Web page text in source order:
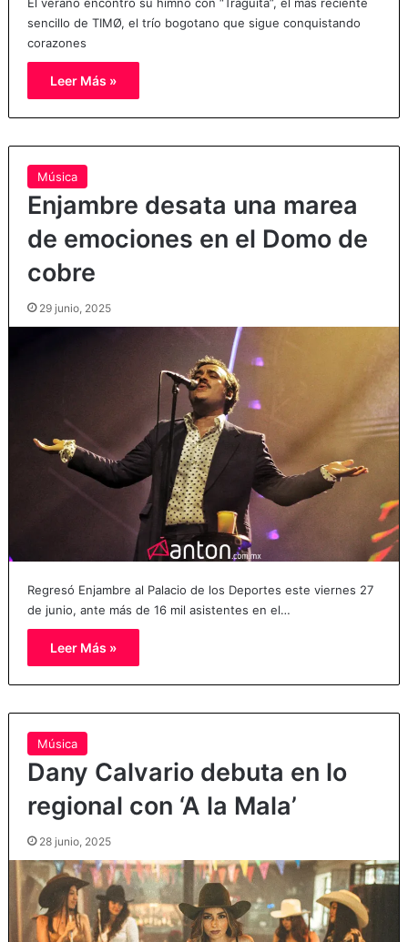
El verano encontró su himno con “Traguita”, el más reciente
sencillo de TIMØ, el trío bogotano que sigue conquistando
corazones
Leer Más »
Música
Enjambre desata una marea
de emociones en el Domo de
cobre
29 junio, 2025
Regresó Enjambre al Palacio de los Deportes este viernes 27
de junio, ante más de 16 mil asistentes en el…
Leer Más »
Música
Dany Calvario debuta en lo
regional con ‘A la Mala’
28 junio, 2025